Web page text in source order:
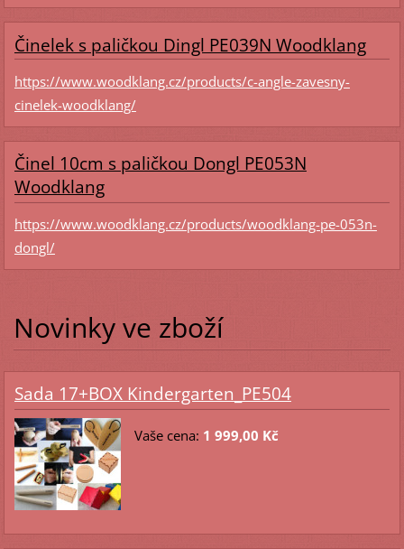
Činelek s paličkou Dingl PE039N Woodklang
https://www.woodklang.cz/products/c-angle-zavesny-
cinelek-woodklang/
Činel 10cm s paličkou Dongl PE053N
Woodklang
https://www.woodklang.cz/products/woodklang-pe-053n-
dongl/
Novinky ve zboží
Sada 17+BOX Kindergarten_PE504
Vaše cena: 1 999,00 Kč